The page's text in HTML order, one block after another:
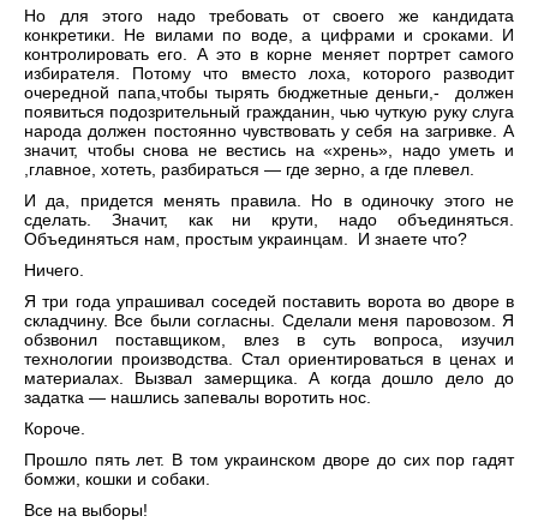
Но для этого надо требовать от своего же кандидата
конкретики. Не вилами по воде, а цифрами и сроками. И
контролировать его. А это в корне меняет портрет самого
избирателя. Потому что вместо лоха, которого разводит
очередной папа,чтобы тырять бюджетные деньги,- должен
появиться подозрительный гражданин, чью чуткую руку слуга
народа должен постоянно чувствовать у себя на загривке. А
значит, чтобы снова не вестись на «хрень», надо уметь и
,главное, хотеть, разбираться — где зерно, а где плевел.
И да, придется менять правила. Но в одиночку этого не
сделать. Значит, как ни крути, надо объединяться.
Объединяться нам, простым украинцам. И знаете что?
Ничего.
Я три года упрашивал соседей поставить ворота во дворе в
складчину. Все были согласны. Сделали меня паровозом. Я
обзвонил поставщиком, влез в суть вопроса, изучил
технологии производства. Стал ориентироваться в ценах и
материалах. Вызвал замерщика. А когда дошло дело до
задатка — нашлись запевалы воротить нос.
Короче.
Прошло пять лет. В том украинском дворе до сих пор гадят
бомжи, кошки и собаки.
Все на выборы!